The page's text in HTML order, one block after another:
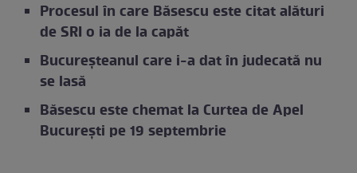
Procesul în care Băsescu este citat alături
de SRI o ia de la capăt
Bucureșteanul care i-a dat în judecată nu
se lasă
Băsescu este chemat la Curtea de Apel
București pe 19 septembrie